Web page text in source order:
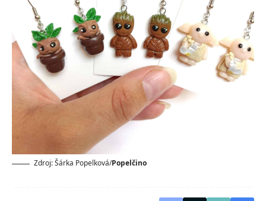
Zdroj: Šárka Popelková/Popelčino